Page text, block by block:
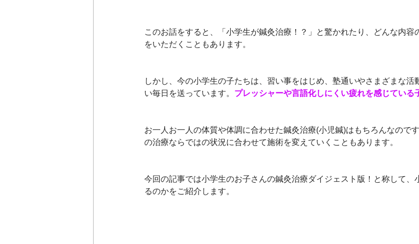
このお話をすると、「小学生が鍼灸治療！？」と驚かれたり、どんな内容
をいただくこともあります。
しかし、今の小学生の子たちは、習い事をはじめ、塾通いやさまざまな活
い毎日を送っています。 プレッシャーや言語化しにくい疲れを感じている
お一人お一人の体質や体調に合わせた鍼灸治療(小児鍼)はもちろんなので
の治療ならではの状況に合わせて施術を変えていくこともあります。
今回の記事では小学生のお子さんの鍼灸治療ダイジェスト版！と称して、
るのかをご紹介します。